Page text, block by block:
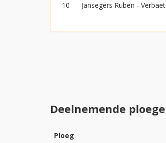
10
Jansegers Ruben -
Deelnemende
Ploeg